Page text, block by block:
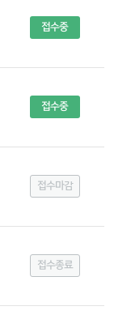
접수중
접수중
접수마감
접수종료